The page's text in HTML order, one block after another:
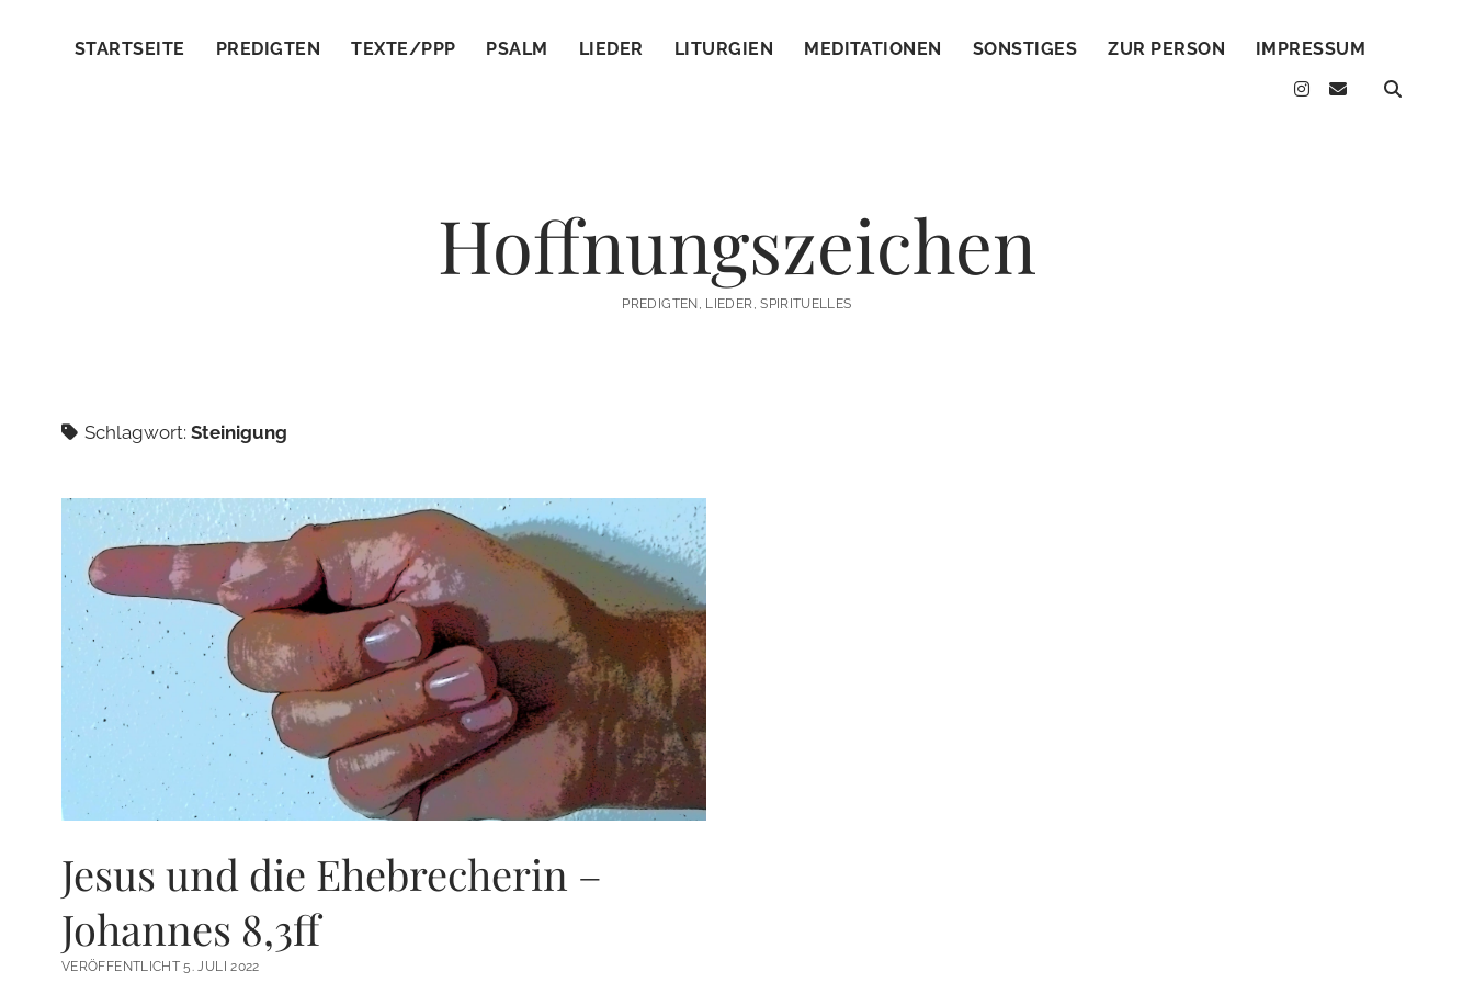
STARTSEITE PREDIGTEN TEXTE/PPP PSALM LIEDER LITURGIEN MEDITATIONEN SONSTIGES ZUR PERSON
IMPRESSUM
instagram
email
Hoffnungszeichen
PREDIGTEN, LIEDER, SPIRITUELLES
Schlagwort: Steinigung
Jesus und die Ehebrecherin –
Johannes 8,3ff
VERÖFFENTLICHT 5. JULI 2022